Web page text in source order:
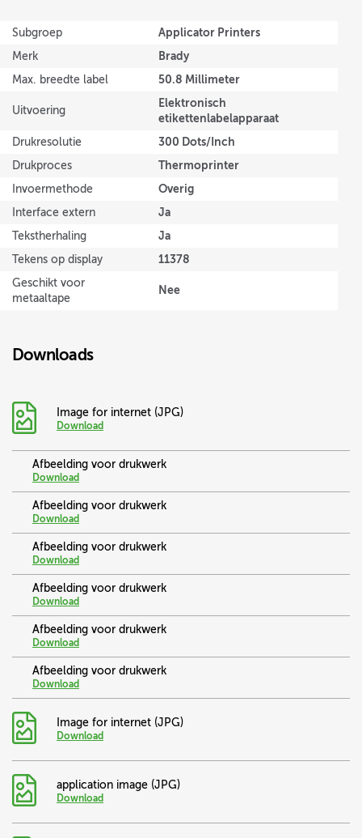
Subgroep Applicator Printers
Merk Brady
Max. breedte label 50.8 Millimeter
Uitvoering
Elektronisch
etikettenlabelapparaat
Drukresolutie 300 Dots/Inch
Drukproces Thermoprinter
Invoermethode Overig
Interface extern Ja
Tekstherhaling Ja
Tekens op display 11378
Geschikt voor
metaaltape
Nee
Downloads
Image for internet (JPG)
Download
Afbeelding voor drukwerk
Download
Afbeelding voor drukwerk
Download
Afbeelding voor drukwerk
Download
Afbeelding voor drukwerk
Download
Afbeelding voor drukwerk
Download
Afbeelding voor drukwerk
Download
Image for internet (JPG)
Download
application image (JPG)
Download